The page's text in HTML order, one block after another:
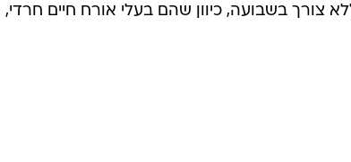
צורך בשבועה, כיוון שהם בעלי אורח חיים חרדי,